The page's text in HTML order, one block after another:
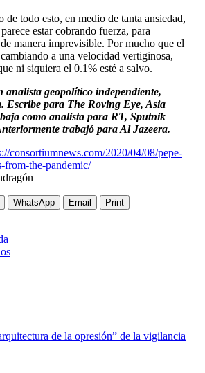
de todo esto, en medio de tanta ansiedad,
estar cobrando fuerza, para
manera imprevisible. Por mucho que el
a una velocidad vertiginosa,
ni siquiera el 0.1% esté a salvo.
analista geopolítico independiente,
Escribe para The Roving Eye, Asia
como analista para RT, Sputnik
trabajó para Al Jazeera.
consortiumnews.com/2020/04/08/pepe-
from-the-pandemic/
WhatsApp Email Print
de la opresión” de la vigilancia